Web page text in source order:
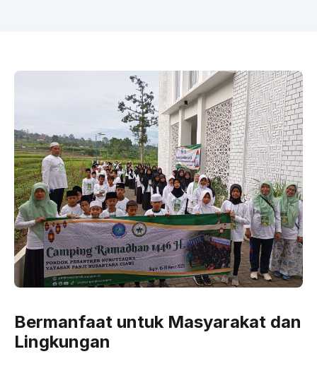
Bermanfaat untuk Masyarakat dan
Lingkungan